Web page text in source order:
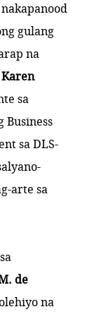
gulang
na
Karen
sa
Business
sa DLS-
arte sa
de
na